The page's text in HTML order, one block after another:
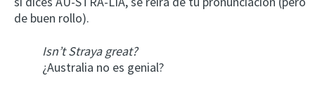
de buen rollo).
Isn’t Straya great?
¿Australia no es genial?